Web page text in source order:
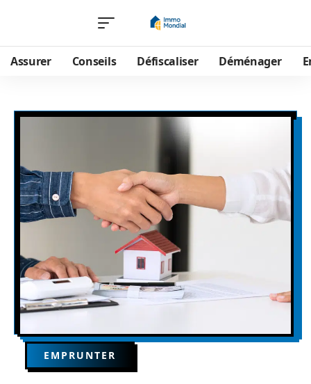
Assurer Conseils Défiscaliser Déménager
EMPRUNTER